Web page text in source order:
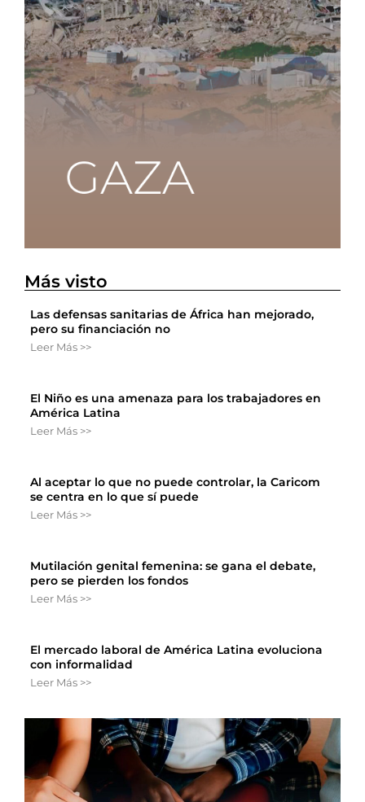
Más visto
Las defensas sanitarias de África han mejorado,
pero su financiación no
Leer Más >>
El Niño es una amenaza para los trabajadores en
América Latina
Leer Más >>
Al aceptar lo que no puede controlar, la Caricom
se centra en lo que sí puede
Leer Más >>
Mutilación genital femenina: se gana el debate,
pero se pierden los fondos
Leer Más >>
El mercado laboral de América Latina evoluciona
con informalidad
Leer Más >>